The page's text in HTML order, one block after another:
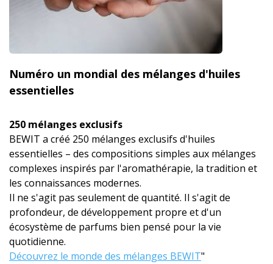
Numéro un mondial des mélanges d'huiles
essentielles
250 mélanges exclusifs
BEWIT a créé 250 mélanges exclusifs d'huiles
essentielles – des compositions simples aux mélanges
complexes inspirés par l'aromathérapie, la tradition et
les connaissances modernes.
Il ne s'agit pas seulement de quantité. Il s'agit de
profondeur, de développement propre et d'un
écosystème de parfums bien pensé pour la vie
quotidienne.
Découvrez le monde des mélanges BEWIT"